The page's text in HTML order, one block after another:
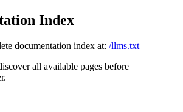
Index
documentation index at: /llms.txt
all available pages before